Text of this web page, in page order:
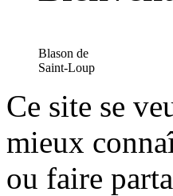
Blason de
Saint-Loup
Ce site se
mieux
ou faire